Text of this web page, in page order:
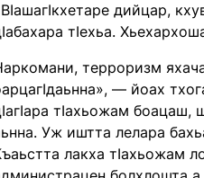
дийцар,
тIехьа.
терроризм
— йоах
тIахьожам боацаш,
Уж иштта лелара
лакха тIахьожам